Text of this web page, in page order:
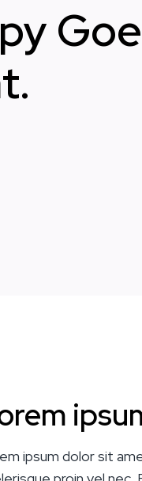
ipsum dolor sit